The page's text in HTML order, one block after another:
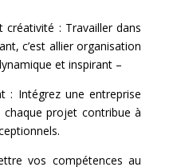
: Travailler dans
c’est allier organisation
et inspirant –
: Intégrez une entreprise
projet contribue à
vos compétences au